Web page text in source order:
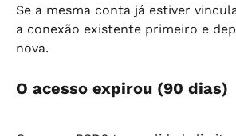
Se a mesma conta já estiver
a conexão existente primeiro e
nova.
O acesso expirou (90 dias)